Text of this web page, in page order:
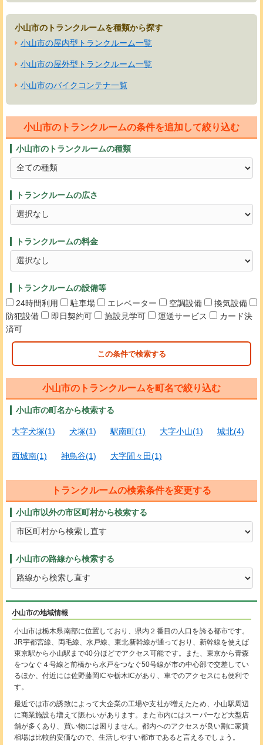
小山市のトランクルームを種類から探す
小山市の屋内型トランクルーム一覧
小山市の屋外型トランクルーム一覧
小山市のバイクコンテナ一覧
小山市のトランクルームの条件を追加して絞り込む
小山市のトランクルームの種類
トランクルームの広さ
トランクルームの料金
トランクルームの設備等
24時間利用
駐車場 エレベーター 空調設備
換気設備
防犯設備
即日契約可 施設見学可 運送サービス
カード決
済可
この条件で検索する
小山市のトランクルームを町名で絞り込む
小山市の町名から検索する
大字犬塚(1) 犬塚(1) 駅南町(1) 大字小山(1) 城北(4)
西城南(1) 神鳥谷(1) 大字間々田(1)
トランクルームの検索条件を変更する
小山市以外の市区町村から検索する
小山市の路線から検索する
小山市の地域情報
小山市は栃木県南部に位置しており、県内２番目の人口を誇る都市です。
JR宇都宮線、両毛線、水戸線、東北新幹線が通っており、新幹線を使えば
東京駅から小山駅まで40分ほどでアクセス可能です。また、東京から青森
をつなぐ４号線と前橋から水戸をつなぐ50号線が市の中心部で交差してい
るほか、付近には佐野藤岡ICや栃木ICがあり、車でのアクセスにも便利で
す。
最近では市の誘致によって大企業の工場や支社が増えたため、小山駅周辺
に商業施設も増えて賑わいがあります。また市内にはスーパーなど大型店
舗が多くあり、買い物には困りません。都内へのアクセスが良い割に家賃
相場は比較的安価なので、生活しやすい都市であると言えるでしょう。